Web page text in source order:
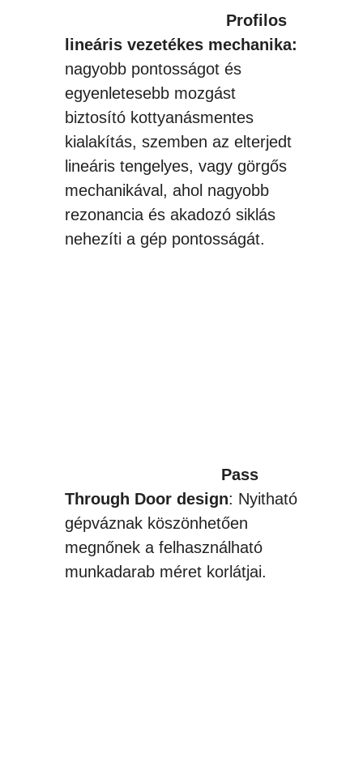
Profilos
lineáris vezetékes mechanika:
nagyobb pontosságot és
egyenletesebb mozgást
biztosító kottyanásmentes
kialakítás, szemben az elterjedt
lineáris tengelyes, vagy görgős
mechanikával, ahol nagyobb
rezonancia és akadozó siklás
nehezíti a gép pontosságát.
Pass
Through Door design: Nyitható
gépváznak köszönhetően
megnőnek a felhasználható
munkadarab méret korlátjai.